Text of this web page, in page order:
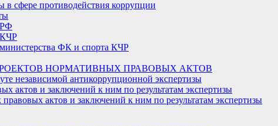
сфере противодействия коррупции
КЧР
ФК и спорта КЧР
НОРМАТИВНЫХ ПРАВОВЫХ АКТОВ
независимой антикоррупционной экспертизы
актов и заключений к ним по результатам экспертизы
актов и заключений к ним по результатам экспертизы